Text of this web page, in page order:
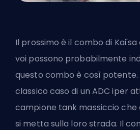
Il prossimo è il combo di Kai'sa
voi possono probabilmente
questo combo è così potente.
classico caso di un ADC iper
campione tank massiccio che
si metta sulla loro strada. Il